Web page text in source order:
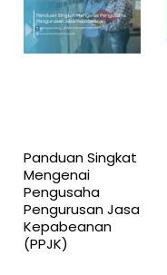
Panduan Singkat
Mengenai
Pengusaha
Pengurusan Jasa
Kepabeanan
(PPJK)